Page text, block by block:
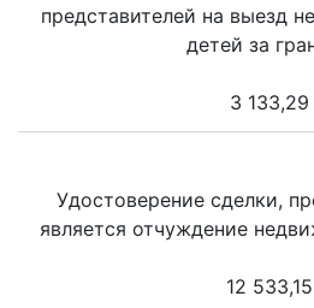
представителей на выезд
детей за
3 133,29
Удостоверение сделки,
является отчуждение
12 533,15